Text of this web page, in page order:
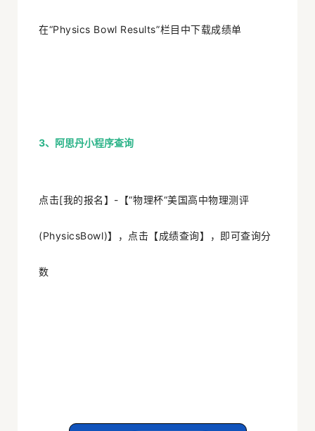
在“Physics Bowl Results”栏目中下载成绩单
3、 阿思丹小程序查询
点击[我的报名】-【“物理杯“美国高中物理测评
(PhysicsBowl)】，点击【成绩查询】，即可查询分
数